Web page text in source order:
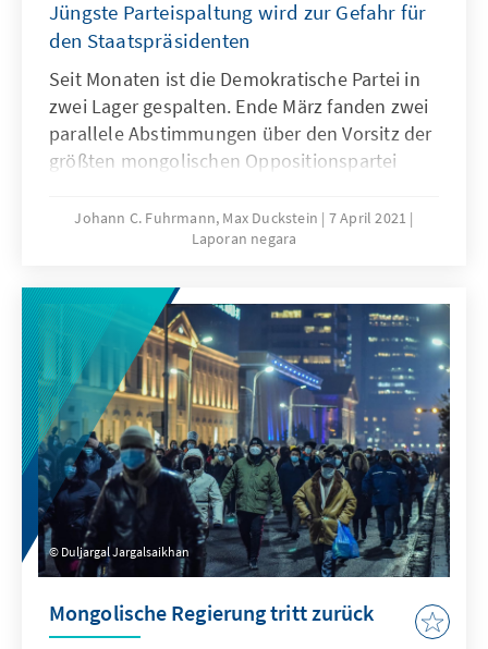
Jüngste Parteispaltung wird zur Gefahr für
den Staatspräsidenten
Seit Monaten ist die Demokratische Partei in
zwei Lager gespalten. Ende März fanden zwei
parallele Abstimmungen über den Vorsitz der
größten mongolischen Oppositionspartei
gesamte Partei zu repräsentieren. Eine
Überwindung der Spaltung unter den beiden
kaum realistisch. Die parteiinternen
Streitigkeiten sind längst zu einer ernsthaften
Gefahr für die Wiederwahl von
Staatspräsident Battulga geworden. Seine
erneute Nominierung durch die
Demokratische Partei für die im Juni
geplanten Präsidentschaftswahlen ist zurzeit
völlig ungewiss.
Johann C. Fuhrmann, Max Duckstein
7 April 2021
Laporan negara
Duljargal Jargalsaikhan
Mongolische Regierung tritt zurück